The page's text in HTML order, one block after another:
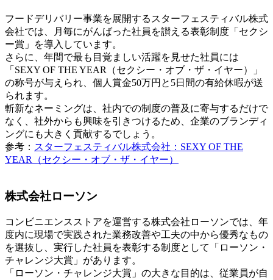
フードデリバリー事業を展開するスターフェスティバル株式
会社では、月毎にがんばった社員を讃える表彰制度「セクシ
ー賞」を導入しています。
さらに、年間で最も目覚ましい活躍を見せた社員には
「SEXY OF THE YEAR（セクシー・オブ・ザ・イヤー）」
の称号が与えられ、個人賞金50万円と5日間の有給休暇が送
られます。
斬新なネーミングは、社内での制度の普及に寄与するだけで
なく、社外からも興味を引きつけるため、企業のブランディ
ングにも大きく貢献するでしょう。
参考： スターフェスティバル株式会社：SEXY OF THE
YEAR（セクシー・オブ・ザ・イヤー）
株式会社ローソン
コンビニエンスストアを運営する株式会社ローソンでは、年
度内に現場で実践された業務改善や工夫の中から優秀なもの
を選抜し、実行した社員を表彰する制度として「ローソン・
チャレンジ大賞」があります。
「ローソン・チャレンジ大賞」の大きな目的は、従業員が自